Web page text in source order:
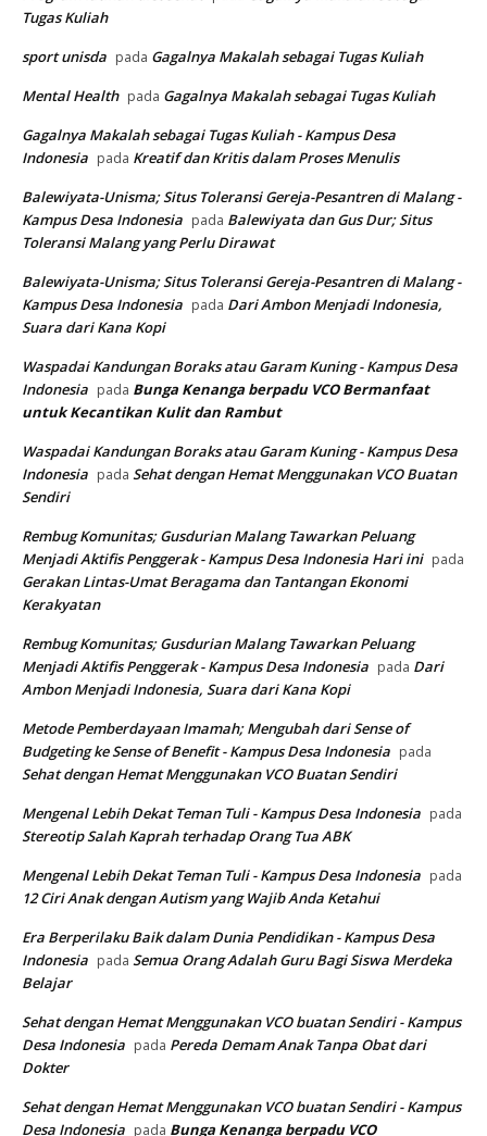
Tugas Kuliah
sport unisda pada Gagalnya Makalah sebagai Tugas Kuliah
Mental Health pada Gagalnya Makalah sebagai Tugas Kuliah
Gagalnya Makalah sebagai Tugas Kuliah - Kampus Desa
Indonesia pada Kreatif dan Kritis dalam Proses Menulis
Balewiyata-Unisma; Situs Toleransi Gereja-Pesantren di Malang -
Kampus Desa Indonesia pada Balewiyata dan Gus Dur; Situs
Toleransi Malang yang Perlu Dirawat
Balewiyata-Unisma; Situs Toleransi Gereja-Pesantren di Malang -
Kampus Desa Indonesia pada Dari Ambon Menjadi Indonesia,
Suara dari Kana Kopi
Waspadai Kandungan Boraks atau Garam Kuning - Kampus Desa
Indonesia pada Bunga Kenanga berpadu VCOBermanfaat
untuk Kecantikan Kulit dan Rambut
Waspadai Kandungan Boraks atau Garam Kuning - Kampus Desa
Indonesia pada Sehat dengan Hemat Menggunakan VCO Buatan
Sendiri
Rembug Komunitas; Gusdurian Malang Tawarkan Peluang
Menjadi Aktifis Penggerak - Kampus Desa Indonesia Hari ini pada
Gerakan Lintas-Umat Beragama dan Tantangan Ekonomi
Kerakyatan
Rembug Komunitas; Gusdurian Malang Tawarkan Peluang
Menjadi Aktifis Penggerak - Kampus Desa Indonesia pada Dari
Ambon Menjadi Indonesia, Suara dari Kana Kopi
Metode Pemberdayaan Imamah; Mengubah dari Sense of
Budgeting ke Sense of Benefit - Kampus Desa Indonesia pada
Sehat dengan Hemat Menggunakan VCO Buatan Sendiri
Mengenal Lebih Dekat Teman Tuli - Kampus Desa Indonesia pada
Stereotip Salah Kaprah terhadap Orang Tua ABK
Mengenal Lebih Dekat Teman Tuli - Kampus Desa Indonesia pada
12 Ciri Anak dengan Autism yang Wajib Anda Ketahui
Era Berperilaku Baik dalam Dunia Pendidikan - Kampus Desa
Indonesia pada Semua Orang Adalah Guru Bagi Siswa Merdeka
Belajar
Sehat dengan Hemat Menggunakan VCO buatan Sendiri - Kampus
Desa Indonesia pada Pereda Demam Anak Tanpa Obat dari
Dokter
Sehat dengan Hemat Menggunakan VCO buatan Sendiri - Kampus
Desa Indonesia pada Bunga Kenanga berpadu VCO